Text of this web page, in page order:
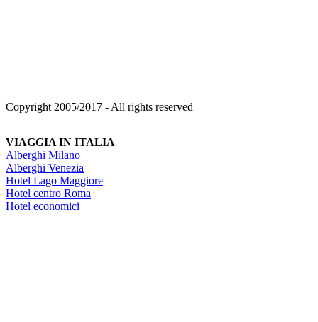
Copyright 2005/2017 - All rights reserved
VIAGGIA IN ITALIA
Alberghi Milano
Alberghi Venezia
Hotel Lago Maggiore
Hotel centro Roma
Hotel economici